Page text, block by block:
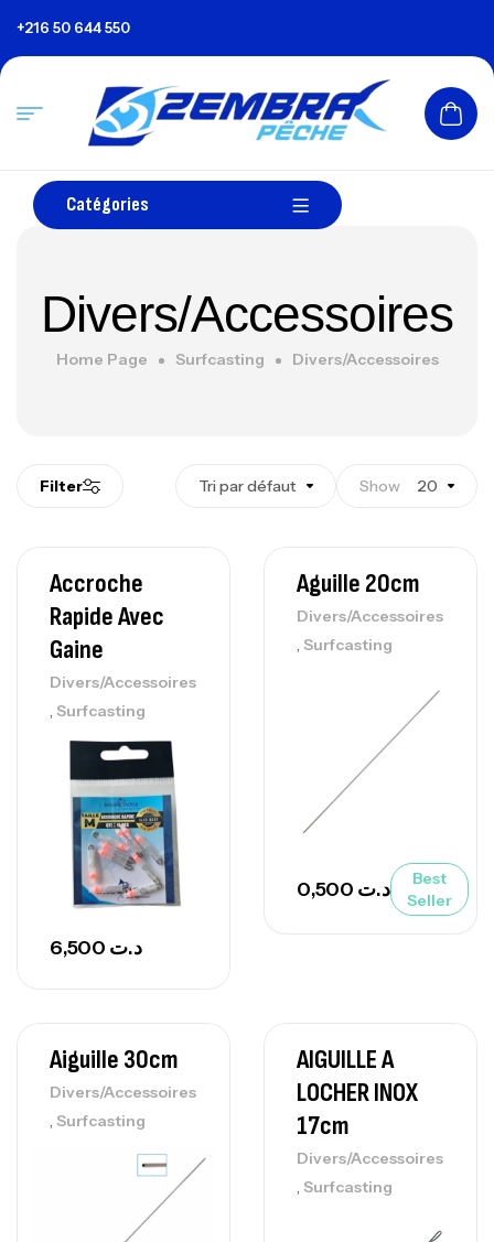
+216 50 644 550
Catégories
Divers/Accessoires
Home Page Surfcasting Divers/Accessoires
Filter Tri par défaut Show 20
Accroche
Rapide Avec
Gaine
Divers/Accessoires
, Surfcasting
د.ت
Aguille 20cm
Divers/Accessoires
, Surfcasting
د.ت
Best
Seller
Aiguille 30cm
Divers/Accessoires
, Surfcasting
AIGUILLE A
LOCHER INOX
17cm
Divers/Accessoires
, Surfcasting